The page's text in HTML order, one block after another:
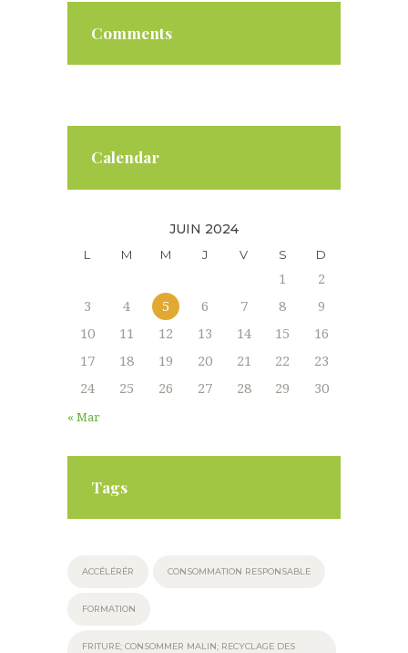
Comments
Calendar
JUIN 2024
L M M J V S D
1
2
3
4 5 6 7 8
9
10
11 12 13 14 15
16
17
18 19 20 21 22
23
24
25 26 27 28 29 30
« Mar
Tags
ACCÉLÉRÉR CONSOMMATION RESPONSABLE
FORMATION
FRITURE; CONSOMMER MALIN; RECYCLAGE DES